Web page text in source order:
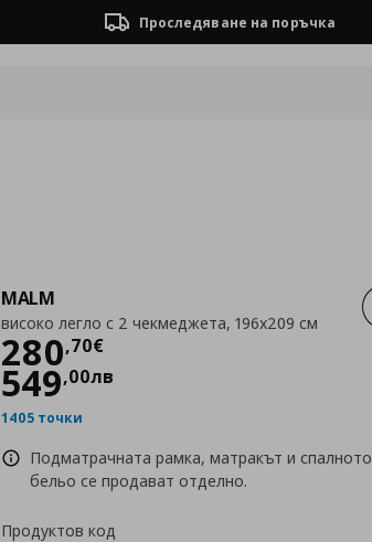
Проследяване на поръчка
MALM
високо легло с 2 чекмеджета, 196x209 см
280,70€
Цена280,70 €
549,00лв
1405 точки
Подматрачната рамка, матракът и спалното
бельо се продават отделно.
Продуктов код